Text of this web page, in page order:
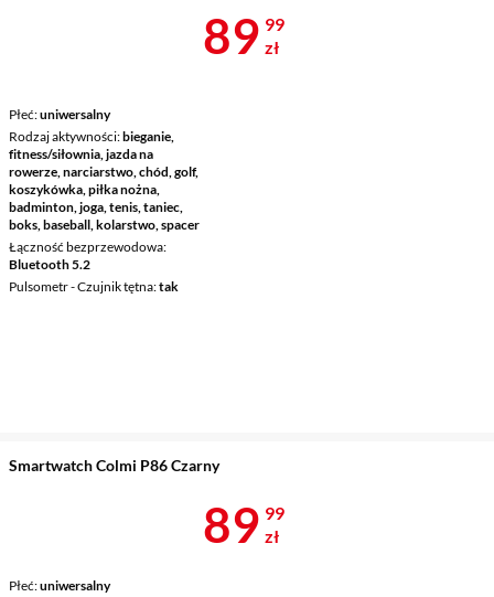
Płeć uniwersalny
Rodzaj aktywności bieganie,
fitness/siłownia, jazda na
rowerze, narciarstwo, chód, golf,
koszykówka, piłka nożna,
badminton, joga, tenis, taniec,
boks, baseball, kolarstwo, spacer
Łączność bezprzewodowa
Bluetooth 5.2
Pulsometr - Czujnik tętna tak
Cena 89,99
89 99
zł
Smartwatch Colmi P86 Czarny
Płeć uniwersalny
Cena 89,99
89 99
zł